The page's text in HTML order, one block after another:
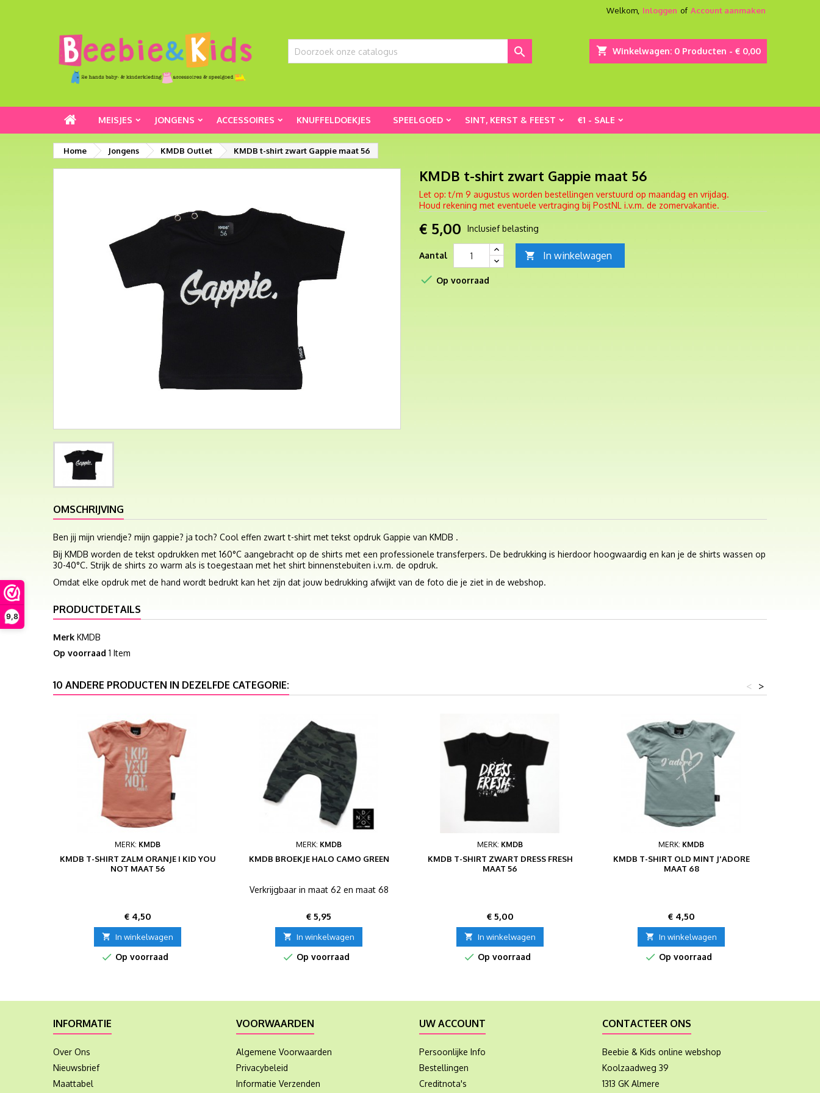
9,8
Welkom, Inloggen of Account aanmaken
shopping_cart Winkelwagen: 0 Producten - € 0,00

MEISJES JONGENS ACCESSOIRES KNUFFELDOEKJES SPEELGOED SINT, KERST & FEEST €1 - SALE
Home Jongens KMDB Outlet KMDB t-shirt zwart Gappie maat 56
KMDB t-shirt zwart Gappie maat 56
Let op: t/m 9 augustus worden bestellingen verstuurd op maandag en vrijdag.
Houd rekening met eventuele vertraging bij PostNL i.v.m. de zomervakantie.
€ 5,00 Inclusief belasting
Aantal  In winkelwagen
 Op voorraad
OMSCHRIJVING
Ben jij mijn vriendje? mijn gappie? ja toch? Cool effen zwart t-shirt met tekst opdruk Gappie van KMDB .
Bij KMDB worden de tekst opdrukken met 160°C aangebracht op de shirts met een professionele transferpers. De bedrukking is hierdoor hoogwaardig en kan je de shirts wassen op
30-40°C. Strijk de shirts zo warm als is toegestaan met het shirt binnenstebuiten i.v.m. de opdruk.
Omdat elke opdruk met de hand wordt bedrukt kan het zijn dat jouw bedrukking afwijkt van de foto die je ziet in de webshop.
PRODUCTDETAILS
Merk KMDB
Op voorraad 1 Item
10 ANDERE PRODUCTEN IN DEZELFDE CATEGORIE: >
<
MERK: KMDB
KMDB T-SHIRT ZALM ORANJE I KID YOU
NOT MAAT 56
Prijs
€ 4,50
 In winkelwagen
 Op voorraad
MERK: KMDB
KMDB BROEKJE HALO CAMO GREEN
Verkrijgbaar in maat 62 en maat 68
Prijs
€ 5,95
 In winkelwagen
 Op voorraad
MERK: KMDB
KMDB T-SHIRT ZWART DRESS FRESH
MAAT 56
Prijs
€ 5,00
 In winkelwagen
 Op voorraad
MERK: KMDB
KMDB T-SHIRT OLD MINT J'ADORE
MAAT 68
Prijs
€ 4,50
 In winkelwagen
 Op voorraad
INFORMATIE
Over Ons
Nieuwsbrief
Maattabel
VOORWAARDEN
Algemene Voorwaarden
Privacybeleid
Informatie Verzenden
UW ACCOUNT
Persoonlijke Info
Bestellingen
Creditnota's
CONTACTEER ONS
Beebie & Kids online webshop
Koolzaadweg 39
1313 GK Almere